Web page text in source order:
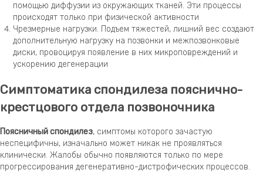
помощью диффузии из окружающих тканей. Эти процессы
происходят только при физической активности
Чрезмерные нагрузки. Подъем тяжестей, лишний вес создают
дополнительную нагрузку на позвонки и межпозвонковые
диски, провоцируя появление в них микроповреждений и
ускорению дегенерации
Симптоматика спондилеза пояснично-
крестцового отдела позвоночника
Поясничный спондилез, симптомы которого зачастую
неспецифичны, изначально может никак не проявляться
клинически. Жалобы обычно появляются только по мере
прогрессирования дегенеративно-дистрофических процессов.